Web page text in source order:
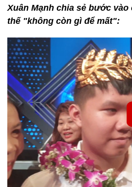
Xuân Mạnh chia sẻ bước
thế "không còn gì để mất":